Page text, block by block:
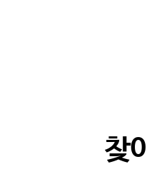
찾